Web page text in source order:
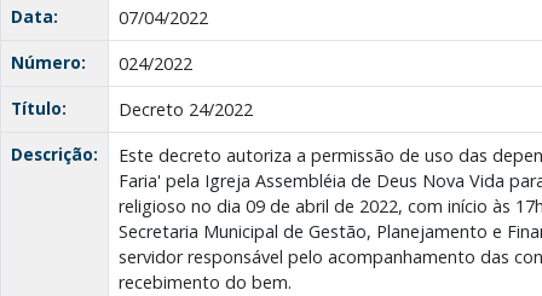
Data:
07/04/2022
Número:
024/2022
Título:
Decreto 24/2022
Descrição:
Este decreto autoriza a permissão de uso das
Faria' pela Igreja Assembléia de Deus Nova Vida
religioso no dia 09 de abril de 2022, com início às
Secretaria Municipal de Gestão, Planejamento e
servidor responsável pelo acompanhamento das
recebimento do bem.